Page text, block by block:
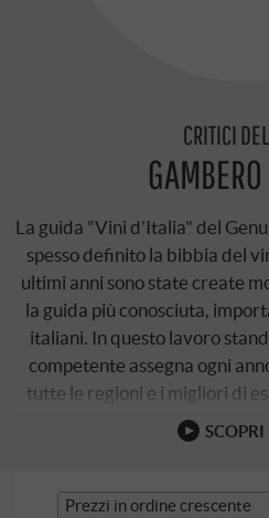
CRITICI
La guida "Vini d'Italia" del
spesso definito la bibbia del
ultimi anni sono state create
la guida più conosciuta,
italiani. In questo lavoro
competente assegna ogni
tutte le regioni e i migliori di
famoso